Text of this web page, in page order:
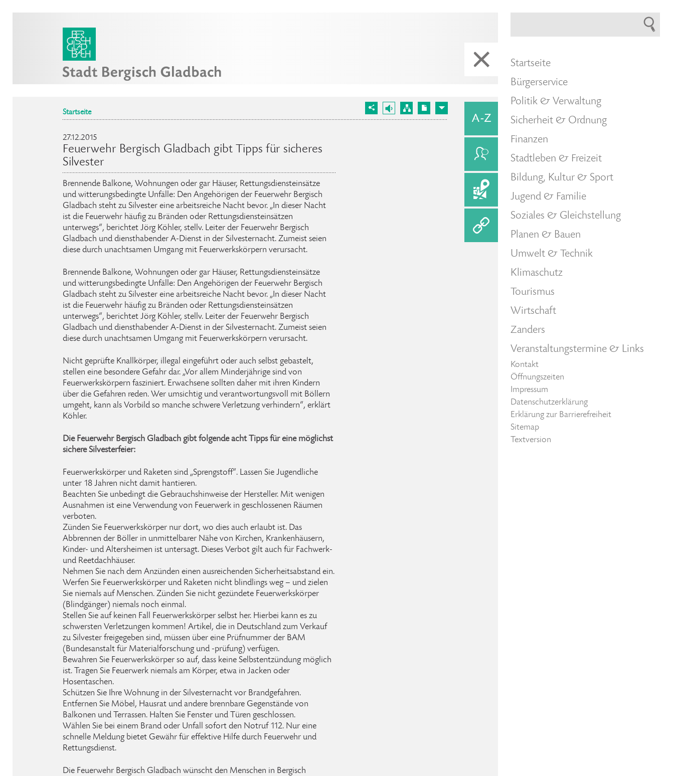
Startseite
27.12.2015
Feuerwehr Bergisch Gladbach gibt Tipps für sicheres
Silvester
Brennende Balkone, Wohnungen oder gar Häuser, Rettungsdiensteinsätze
und witterungsbedingte Unfälle: Den Angehörigen der Feuerwehr Bergisch
Gladbach steht zu Silvester eine arbeitsreiche Nacht bevor. „In dieser Nacht
ist die Feuerwehr häufig zu Bränden oder Rettungsdiensteinsätzen
unterwegs“, berichtet Jörg Köhler, stellv. Leiter der Feuerwehr Bergisch
Gladbach und diensthabender A-Dienst in der Silvesternacht. Zumeist seien
diese durch unachtsamen Umgang mit Feuerwerkskörpern verursacht.
Brennende Balkone, Wohnungen oder gar Häuser, Rettungsdiensteinsätze
und witterungsbedingte Unfälle: Den Angehörigen der Feuerwehr Bergisch
Gladbach steht zu Silvester eine arbeitsreiche Nacht bevor. „In dieser Nacht
ist die Feuerwehr häufig zu Bränden oder Rettungsdiensteinsätzen
unterwegs“, berichtet Jörg Köhler, stellv. Leiter der Feuerwehr Bergisch
Gladbach und diensthabender A-Dienst in der Silvesternacht. Zumeist seien
diese durch unachtsamen Umgang mit Feuerwerkskörpern verursacht.
Nicht geprüfte Knallkörper, illegal eingeführt oder auch selbst gebastelt,
stellen eine besondere Gefahr dar. „Vor allem Minderjährige sind von
Feuerwerkskörpern fasziniert. Erwachsene sollten daher mit ihren Kindern
über die Gefahren reden. Wer umsichtig und verantwortungsvoll mit Böllern
umgeht, kann als Vorbild so manche schwere Verletzung verhindern“, erklärt
Köhler.
Die Feuerwehr Bergisch Gladbach gibt folgende acht Tipps für eine möglichst
sichere Silvesterfeier:
Feuerwerkskörper und Raketen sind „Sprengstoff“. Lassen Sie Jugendliche
unter 18 Jahren nicht damit hantieren.
Beachten Sie unbedingt die Gebrauchshinweise der Hersteller. Mit wenigen
Ausnahmen ist eine Verwendung von Feuerwerk in geschlossenen Räumen
verboten.
Zünden Sie Feuerwerkskörper nur dort, wo dies auch erlaubt ist. Das
Abbrennen der Böller in unmittelbarer Nähe von Kirchen, Krankenhäusern,
Kinder- und Altersheimen ist untersagt. Dieses Verbot gilt auch für Fachwerk-
und Reetdachhäuser.
Nehmen Sie nach dem Anzünden einen ausreichenden Sicherheitsabstand ein.
Werfen Sie Feuerwerkskörper und Raketen nicht blindlings weg – und zielen
Sie niemals auf Menschen. Zünden Sie nicht gezündete Feuerwerkskörper
(Blindgänger) niemals noch einmal.
Stellen Sie auf keinen Fall Feuerwerkskörper selbst her. Hierbei kann es zu
schwersten Verletzungen kommen! Artikel, die in Deutschland zum Verkauf
zu Silvester freigegeben sind, müssen über eine Prüfnummer der BAM
(Bundesanstalt für Materialforschung und -prüfung) verfügen.
Bewahren Sie Feuerwerkskörper so auf, dass keine Selbstentzündung möglich
ist. Tragen Sie Feuerwerk niemals am Körper, etwa in Jacken oder
Hosentaschen.
Schützen Sie Ihre Wohnung in der Silvesternacht vor Brandgefahren.
Entfernen Sie Möbel, Hausrat und andere brennbare Gegenstände von
Balkonen und Terrassen. Halten Sie Fenster und Türen geschlossen.
Wählen Sie bei einem Brand oder Unfall sofort den Notruf 112. Nur eine
schnelle Meldung bietet Gewähr für effektive Hilfe durch Feuerwehr und
Rettungsdienst.
Die Feuerwehr Bergisch Gladbach wünscht den Menschen in Bergisch
Startseite
Bürgerservice
Politik & Verwaltung
Sicherheit & Ordnung
Finanzen
Stadtleben & Freizeit
Bildung, Kultur & Sport
Jugend & Familie
Soziales & Gleichstellung
Planen & Bauen
Umwelt & Technik
Klimaschutz
Tourismus
Wirtschaft
Zanders
Veranstaltungstermine & Links
Kontakt
Öffnungszeiten
Impressum
Datenschutzerklärung
Erklärung zur Barrierefreiheit
Sitemap
Textversion